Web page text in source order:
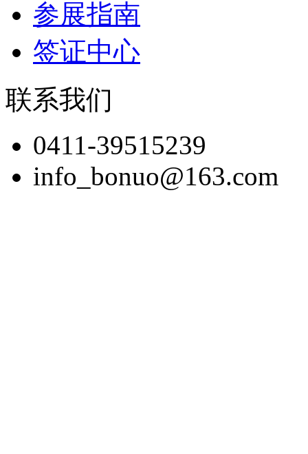
参展指南
签证中心
联系我们
0411-39515239
info_bonuo@163.com